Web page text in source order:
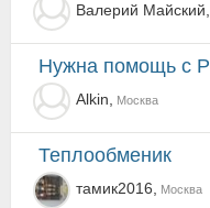
Валерий Майский,
Нужна помощь с
Alkin, Москва
Теплообменик
тамик2016, Москва